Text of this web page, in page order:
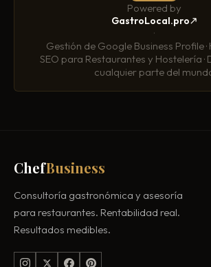
Powered by
GastroLocal.pro
·
Gestión de Google Business Profile
SEO para Restaurantes y Hostelería ·
cualquier parte del
ChefBusiness
Consultoría gastronómica y asesoría
para restaurantes. Rentabilidad real.
Resultados medibles.